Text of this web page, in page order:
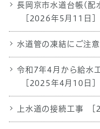
長岡京市水道台帳(配
[2026年5月11日]
水道管の凍結にご注
令和7年4月から給水
[2025年4月10日]
上水道の接続工事